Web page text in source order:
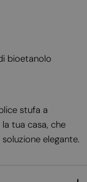
bioetanolo
stufa a
tua casa, che
elegante.